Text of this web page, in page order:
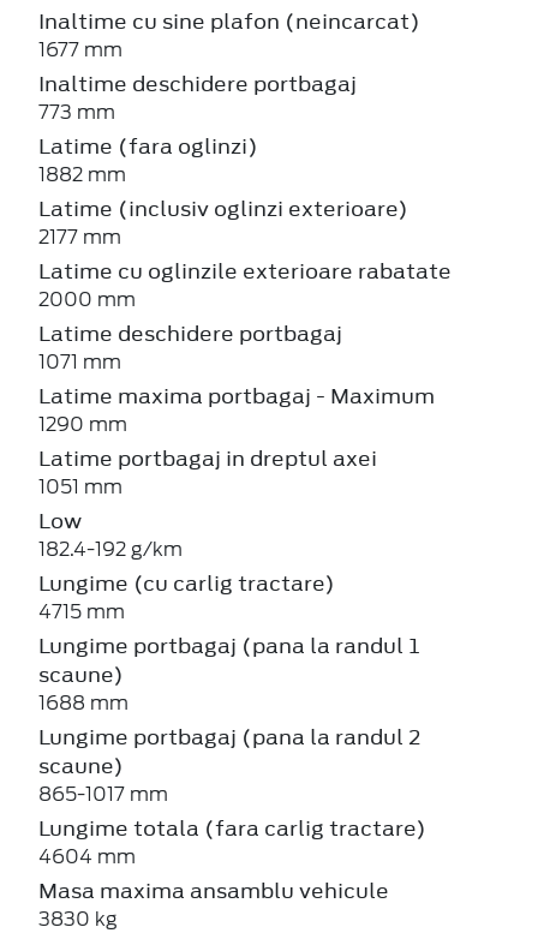
Inaltime cu sine plafon (neincarcat)
1677 mm
Inaltime deschidere portbagaj
773 mm
Latime (fara oglinzi)
1882 mm
Latime (inclusiv oglinzi exterioare)
2177 mm
Latime cu oglinzile exterioare rabatate
2000 mm
Latime deschidere portbagaj
1071 mm
Latime maxima portbagaj - Maximum
1290 mm
Latime portbagaj in dreptul axei
1051 mm
Low
182.4-192 g/km
Lungime (cu carlig tractare)
4715 mm
Lungime portbagaj (pana la randul 1
scaune)
1688 mm
Lungime portbagaj (pana la randul 2
scaune)
865-1017 mm
Lungime totala (fara carlig tractare)
4604 mm
Masa maxima ansamblu vehicule
3830 kg